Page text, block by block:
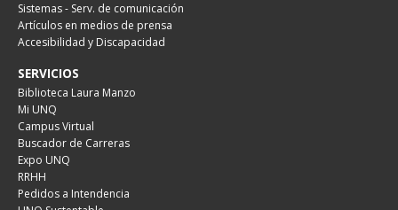
Sistemas - Serv. de comunicación
Artículos en medios de prensa
Accesibilidad y Discapacidad
SERVICIOS
Biblioteca Laura Manzo
Mi UNQ
Campus Virtual
Buscador de Carreras
Expo UNQ
RRHH
Pedidos a Intendencia